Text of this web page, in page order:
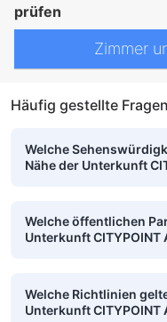
prüfen
Zimmer
Häufig gestellte
Welche
Nähe der Unterkunft
Welche öffentlichen
Unterkunft CITYPOINT
Welche Richtlinien
Unterkunft CITYPOINT